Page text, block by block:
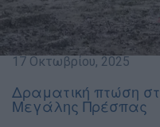
17 Οκτωβρίου, 2025
Δραματική πτώση
Μεγάλης Πρέσπας